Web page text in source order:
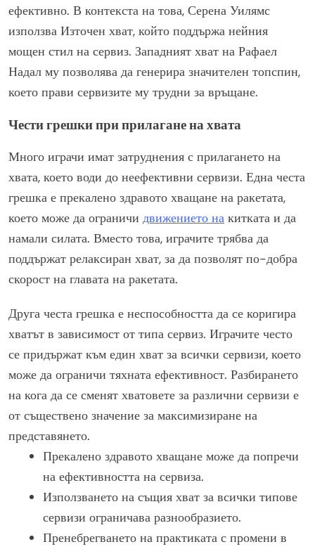
ефективно. В контекста на това, Серена Уилямс
използва Източен хват, който поддържа нейния
мощен стил на сервиз. Западният хват на Рафаел
Надал му позволява да генерира значителен топспин,
което прави сервизите му трудни за връщане.
Чести грешки при прилагане на хвата
Много играчи имат затруднения с прилагането на
хвата, което води до неефективни сервизи. Една честа
грешка е прекалено здравото хващане на ракетата,
което може да ограничи движението на китката и да
намали силата. Вместо това, играчите трябва да
поддържат релаксиран хват, за да позволят по-добра
скорост на главата на ракетата.
Друга честа грешка е неспособността да се коригира
хватът в зависимост от типа сервиз. Играчите често
се придържат към един хват за всички сервизи, което
може да ограничи тяхната ефективност. Разбирането
на кога да се сменят хватовете за различни сервизи е
от съществено значение за максимизиране на
представянето.
Прекалено здравото хващане може да попречи
на ефективността на сервиза.
Използването на същия хват за всички типове
сервизи ограничава разнообразието.
Пренебрегването на практиката с промени в